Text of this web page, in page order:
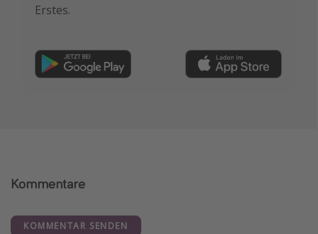
Erstes.
Kommentare
KOMMENTAR SENDEN